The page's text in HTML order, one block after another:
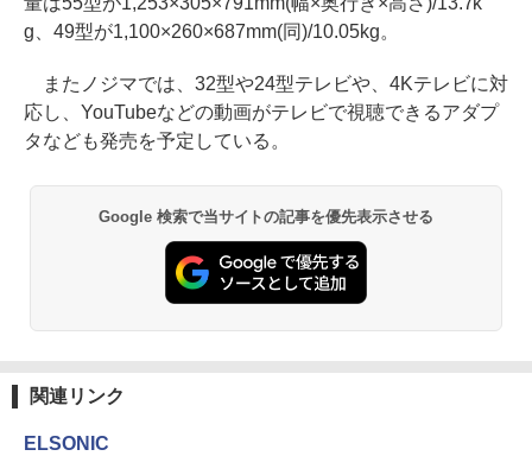
g、49型が1,100×260×687mm(同)/10.05kg。
またノジマでは、32型や24型テレビや、4Kテレビに対
応し、YouTubeなどの動画がテレビで視聴できるアダプ
タなども発売を予定している。
Google 検索で当サイトの記事を優先表示させる
関連リンク
ELSONIC